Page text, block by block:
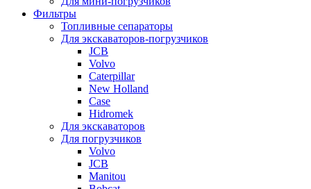
Фильтры
Топливные сепараторы
Для экскаваторов-погрузчиков
JCB
Volvo
Caterpillar
New Holland
Case
Hidromek
Для экскаваторов
Для погрузчиков
Volvo
JCB
Manitou